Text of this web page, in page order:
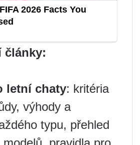
články:
letní chaty: kritéria
výhody a
typu, přehled